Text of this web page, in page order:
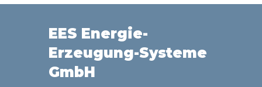
EES Energie-
Erzeugung-Systeme
GmbH